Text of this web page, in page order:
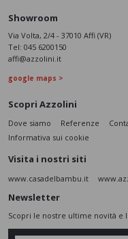
Showroom
Via Volta, 2/4 - 37010 Affi (VR)
Tel: 045 6200150
affi@azzolini.it
google maps >
Scopri Azzolini
Dove siamo Referenze
Informativa sui cookie
Visita i nostri siti
www.casadelbambu.it
Newsletter
Scopri le nostre ultime novità